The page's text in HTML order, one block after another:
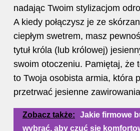
nadając Twoim stylizacjom
A kiedy połączysz je ze
ciepłym swetrem, masz
tytuł króla (lub królowej)
swoim otoczeniu. Pamiętaj, że
to Twoja osobista armia, która
przetrwać jesienne
Zobacz także:
Jakie firmowe
wybrać, aby czuć się